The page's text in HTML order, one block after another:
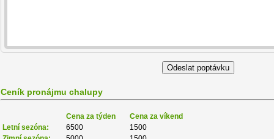
Ceník pronájmu chalupy
Cena za týden
Cena za víkend
Letní sezóna:
6500
1500